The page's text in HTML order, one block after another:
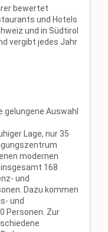
bewertet
und Hotels
und in Südtirol
vergibt jedes Jahr
Auswahl
Lage, nur 35
modernen
insgesamt 168
und
Dazu kommen
und
Personen. Zur